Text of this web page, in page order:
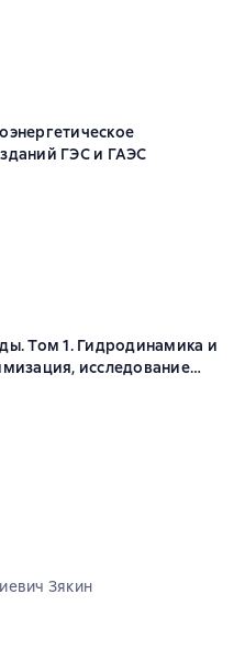
ГЭС и ГАЭС
рейтинг 4,5 на основе 2 оценок
Том 1. Гидродинамика и
исследование
управления
рейтинг 5 на основе 1 оценок
Зякин
5 на основе 2 оценок